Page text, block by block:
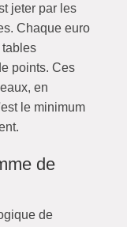
jeter par les
Chaque euro
points. Ces
en
le minimum
de
de